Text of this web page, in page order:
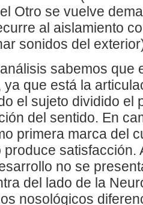
Otro se vuelve
al aislamiento
sonidos del
sabemos que
ya que está la
el sujeto dividido el
del sentido. En
primera marca del
satisfacción.
no se
del lado de la
nosológicos